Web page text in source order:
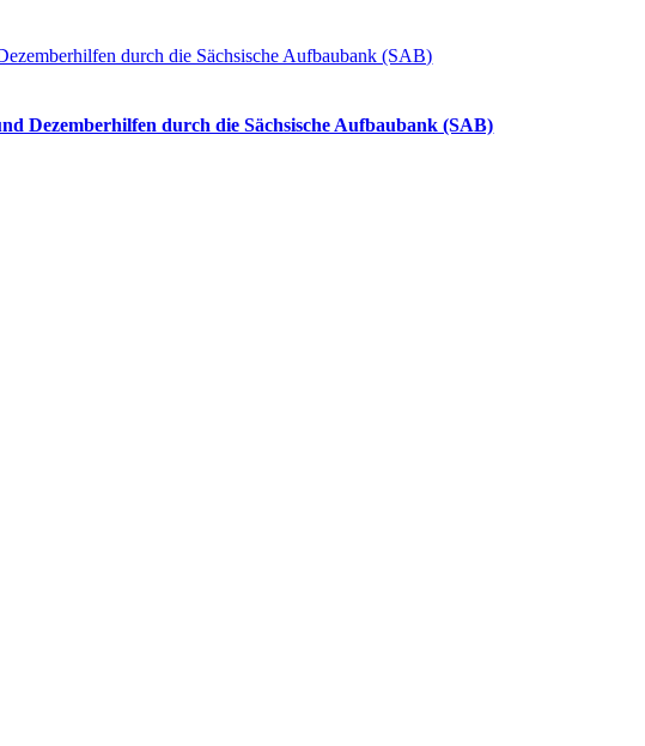
durch die Sächsische Aufbaubank (SAB)
Dezemberhilfen durch die Sächsische Aufbaubank (SAB)